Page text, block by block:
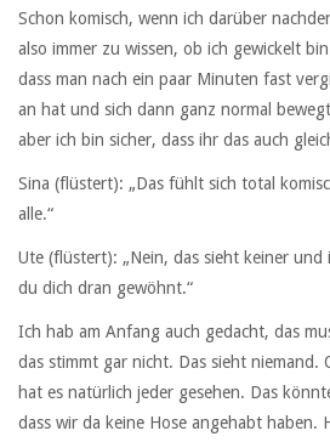
Schon komisch, wenn ich darüber
also immer zu wissen, ob ich gewickelt
dass man nach ein paar Minuten fast
an hat und sich dann ganz normal
aber ich bin sicher, dass ihr das auch
Sina (flüstert): „Das fühlt sich total
alle.“
Ute (flüstert): „Nein, das sieht keiner
du dich dran gewöhnt.“
Ich hab am Anfang auch gedacht, das
das stimmt gar nicht. Das sieht niemand.
hat es natürlich jeder gesehen. Das
dass wir da keine Hose angehabt haben.